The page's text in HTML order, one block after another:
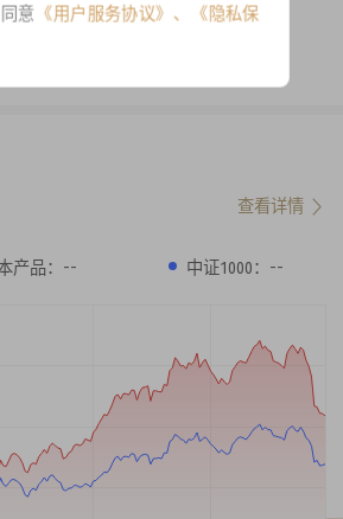
博士。
Donald Goldfarb，博士期间研究方
最优化算法，在机器学习顶级会议I
，主攻美股日内中高频策略，拥
查看详情
产品： -- 中证1000： --
意 《用户服务协议》 、
《隐私保